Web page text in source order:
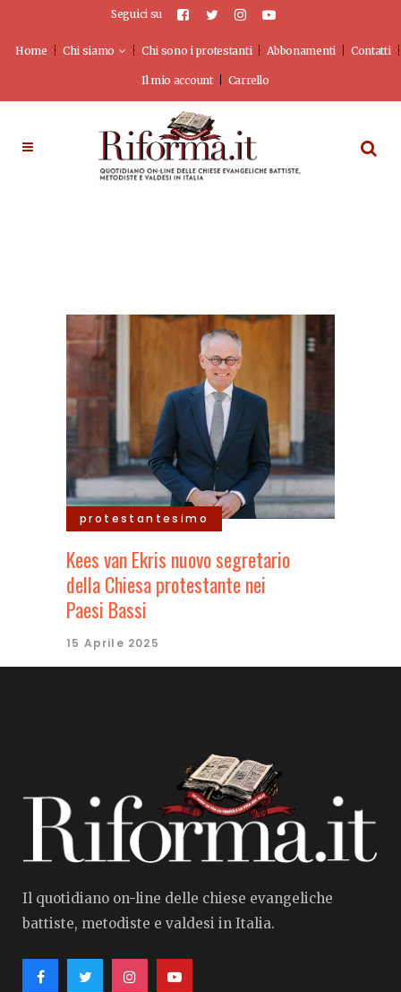
Seguici su
Home Chi siamo Chi sono i protestanti Abbonamenti Contatti
Il mio account Carrello
protestantesimo
Kees van Ekris nuovo segretario
della Chiesa protestante nei
Paesi Bassi
15 Aprile 2025
Il quotidiano on-line delle chiese evangeliche
battiste, metodiste e valdesi in Italia.